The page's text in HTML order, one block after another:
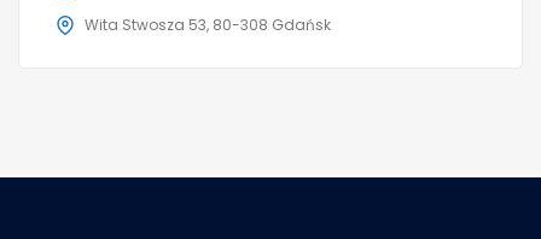
Wita Stwosza 53, 80-308 Gdańsk